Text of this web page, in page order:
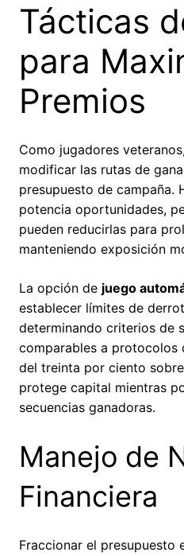
Tácticas
para
Premios
Como jugadores
modificar las rutas de
presupuesto de campaña.
potencia oportunidades,
pueden reducirlas para
manteniendo exposición
La opción de juego
establecer límites de
determinando criterios de
comparables a protocolos
del treinta por ciento
protege capital mientras
secuencias ganadoras.
Manejo de
Financiera
Fraccionar el presupuesto